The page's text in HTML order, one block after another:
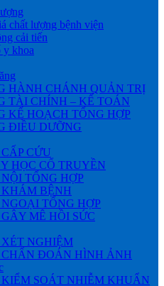
chất lượng bệnh viện
cải tiến
y khoa
HÀNH CHÁNH QUẢN TRỊ
TÀI CHÍNH – KẾ TOÁN
KẾ HOẠCH TỔNG HỢP
ĐIỀU DƯỠNG
CỨU
HỌC CỔ TRUYỀN
TỔNG HỢP
BỆNH
TỔNG HỢP
MÊ HỒI SỨC
NGHIỆM
ĐOÁN HÌNH ẢNH
SOÁT NHIỄM KHUẨN